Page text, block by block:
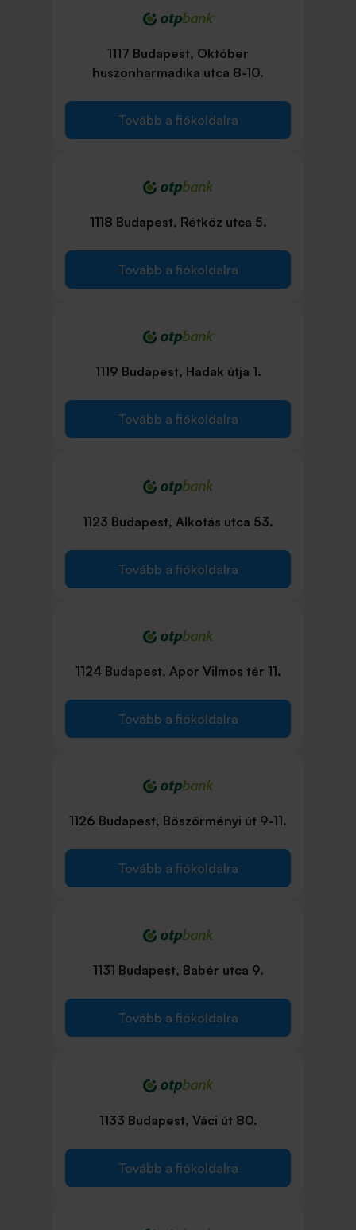
1117 Budapest, Október
huszonharmadika utca 8-10.
Tovább a fiókoldalra
1118 Budapest, Rétköz utca 5.
Tovább a fiókoldalra
1119 Budapest, Hadak útja 1.
Tovább a fiókoldalra
1123 Budapest, Alkotás utca 53.
Tovább a fiókoldalra
1124 Budapest, Apor Vilmos tér 11.
Tovább a fiókoldalra
1126 Budapest, Böszörményi út 9-11.
Tovább a fiókoldalra
1131 Budapest, Babér utca 9.
Tovább a fiókoldalra
1133 Budapest, Váci út 80.
Tovább a fiókoldalra